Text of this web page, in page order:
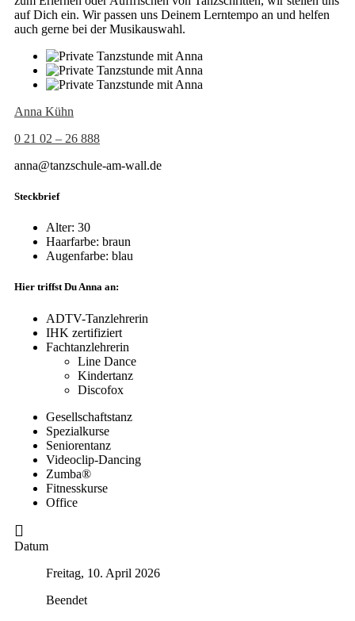
auf Dich ein. Wir passen uns Deinem Lerntempo an und helfen
auch gerne bei der Musikauswahl.
Anna Kühn
0 21 02 – 26 888
anna@tanzschule-am-wall.de
Steckbrief
Alter: 30
Haarfarbe: braun
Augenfarbe: blau
Hier triffst Du Anna an:
ADTV-Tanzlehrerin
IHK zertifiziert
Fachtanzlehrerin
Line Dance
Kindertanz
Discofox
Gesellschaftstanz
Spezialkurse
Seniorentanz
Videoclip-Dancing
Zumba®
Fitnesskurse
Office
Datum
Freitag, 10. April 2026
Beendet